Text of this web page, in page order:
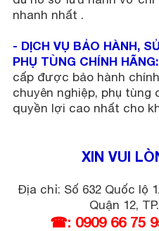
nhanh nhất .
- DỊCH VỤ BẢO HÀNH,
PHỤ TÙNG CHÍNH HÃNG:
cấp được bảo hành
chuyên nghiệp, phụ tùng
quyền lợi cao nhất cho
XIN VUI
Địa chỉ: Số 632 Quốc lộ
Quận 12,
☎: 0909 66 75